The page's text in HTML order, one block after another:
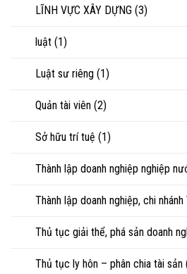
LĨNH VỰC XÂY DỰNG (3)
luật (1)
Luật sư riêng (1)
Quản tài viên (2)
Sở hữu trí tuệ (1)
Thành lập doanh nghiệp nghiệp
Thành lập doanh nghiệp, chi
Thủ tục giải thể, phá sản doanh
Thủ tục ly hôn – phân chia tài sản